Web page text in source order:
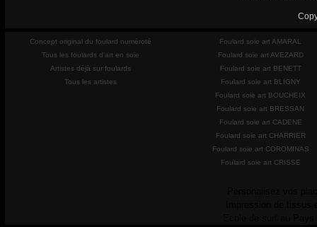
Concept original du foulard numéroté
Tous les foulards d'art en soie
Artistes déjà sur foulards
Tous les artistes
Foulard soie art AMARAL
Foulard soie art AVEZARD
Foulard soie art BENETT
Foulard soie art BLIGNY
Foulard soie art BOUCHEIX
Foulard soie art BRESSAN
Foulard soie art CADENE
Foulard soie art CHARRIER
Foulard soie art COROMINAS
Foulard soie art CRISSE